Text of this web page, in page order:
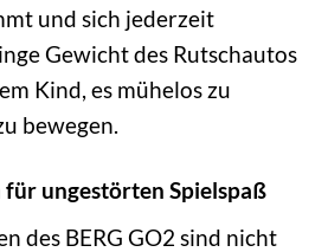
und sich jederzeit
Gewicht des Rutschautos
Kind, es mühelos zu
bewegen.
für ungestörten Spielspaß
des BERG GO2 sind nicht